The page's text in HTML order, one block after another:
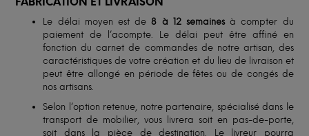
Le délai moyen est de8 à 12 semainesà compter du
paiement de l’acompte. Le délai peut être affiné en
fonction du carnet de commandes de notre artisan, des
caractéristiques de votre création et du lieu de livraison et
peut être allongé en période de fêtes ou de congés de
nos artisans.
Selon l’option retenue, notre partenaire, spécialisé dans le
transport de mobilier, vous livrera soit en pas-de-porte,
soit dans la pièce de destination. Le livreur pourra